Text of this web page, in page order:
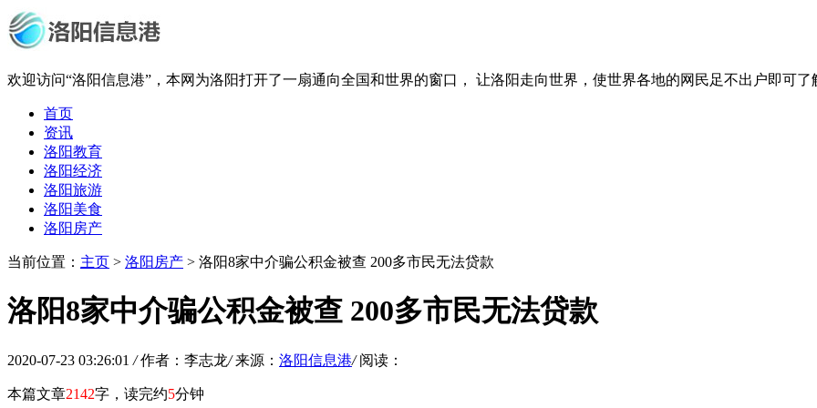
欢迎访问“洛阳信息港”，本网为洛阳打开了一扇通向全国和世界的窗口， 让洛阳走向世界，使世界各地的网民足不出户即可了
首页
资讯
洛阳教育
洛阳经济
洛阳旅游
洛阳美食
洛阳房产
当前位置： 主页 > 洛阳房产 > 洛阳8家中介骗公积金被查 200多市民无法贷款
洛阳8家中介骗公积金被查 200多市民无法贷款
2020-07-23 03:26:01 / 作者：李志龙/ 来源： 洛阳信息港/ 阅读：
本篇文章2142字，读完约5分钟